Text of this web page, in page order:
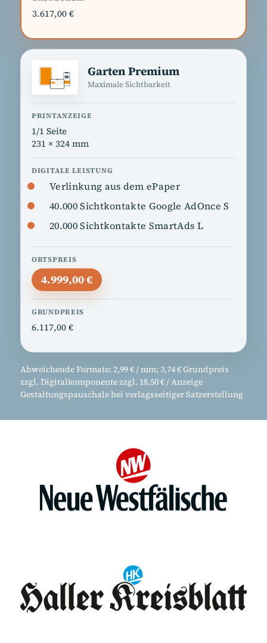
3.617,00 €
Garten Premium
Maximale Sichtbarkeit
1/1 Seite
231 × 324 mm
Verlinkung aus dem ePaper
40.000 Sichtkontakte Google AdOnce S
20.000 Sichtkontakte SmartAds L
4.999,00 €
6.117,00 €
Abweichende Formate: 2,99 € / mm; 3,74 € Grundpreis
zzgl. Digitalkomponente zzgl. 18,50 € / Anzeige
Gestaltungspauschale bei verlagsseitiger Satzerstellung